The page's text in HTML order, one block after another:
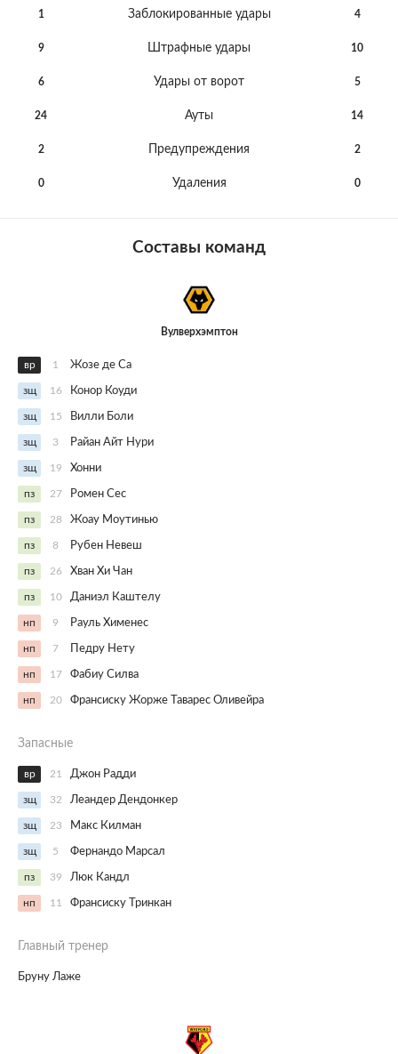
1 Заблокированные удары 4
9 Штрафные удары 10
6 Удары от ворот 5
24 Ауты 14
2 Предупреждения 2
0 Удаления 0
Составы команд
Вулверхэмптон
вр 1 Жозе де Са
зщ 16 Конор Коуди
зщ 15 Вилли Боли
зщ 3 Райан Айт Нури
зщ 19 Хонни
пз 27 Ромен Сес
пз 28 Жоау Моутинью
пз 8 Рубен Невеш
пз 26 Хван Хи Чан
пз 10 Даниэл Каштелу
нп 9 Рауль Хименес
нп 7 Педру Нету
нп 17 Фабиу Силва
нп 20 Франсиску Жорже Таварес Оливейра
Запасные
вр 21 Джон Радди
зщ 32 Леандер Дендонкер
зщ 23 Макс Килман
зщ 5 Фернандо Марсал
пз 39 Люк Кандл
нп 11 Франсиску Тринкан
Главный тренер
Бруну Лаже